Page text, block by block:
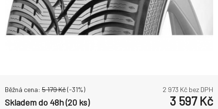
Běžná cena: 5 179Kč(-31%) 2 973 Kč bez DPH
Skladem do 48h (20 ks) 3 597Kč